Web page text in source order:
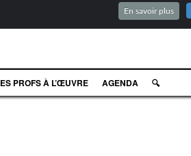
En savoir plus
PROFS À L’ŒUVRE AGENDA 🔍